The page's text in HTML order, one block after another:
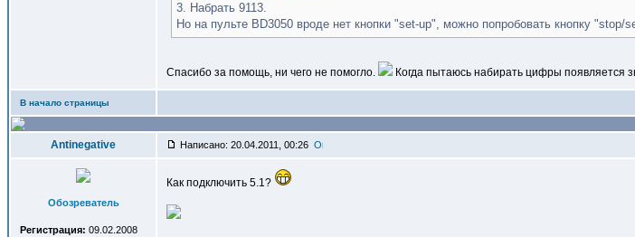
3. Набрать 9113.
Но на пульте BD3050 вроде нет кнопки "set-up", можно попробовать кнопку "stop/
Спасибо за помощь, ни чего не помогло. Когда пытаюсь набирать цифры появляется
В начало страницы
Antinegative Написано: 20.04.2011, 00:26
Обозреватель
Регистрация: 09.02.2008
Как подключить 5.1?